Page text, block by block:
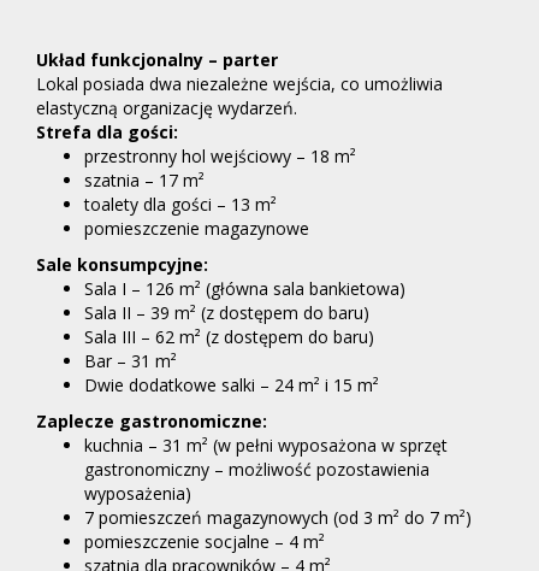
Układ funkcjonalny – parter
Lokal posiada dwa niezależne wejścia, co umożliwia
elastyczną organizację wydarzeń.
Strefa dla gości:
przestronny hol wejściowy – 18 m²
szatnia – 17 m²
toalety dla gości – 13 m²
pomieszczenie magazynowe
Sale konsumpcyjne:
Sala I – 126 m² (główna sala bankietowa)
Sala II – 39 m² (z dostępem do baru)
Sala III – 62 m² (z dostępem do baru)
Bar – 31 m²
Dwie dodatkowe salki – 24 m² i 15 m²
Zaplecze gastronomiczne:
kuchnia – 31 m² (w pełni wyposażona w sprzęt
gastronomiczny – możliwość pozostawienia
wyposażenia)
7 pomieszczeń magazynowych (od 3 m² do 7 m²)
pomieszczenie socjalne – 4 m²
szatnia dla pracowników – 4 m²